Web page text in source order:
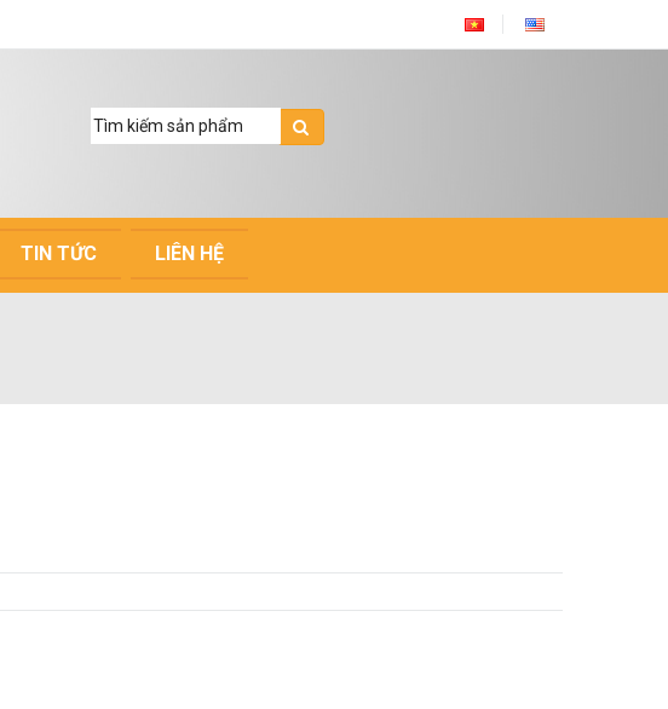
TIN TỨC LIÊN HỆ